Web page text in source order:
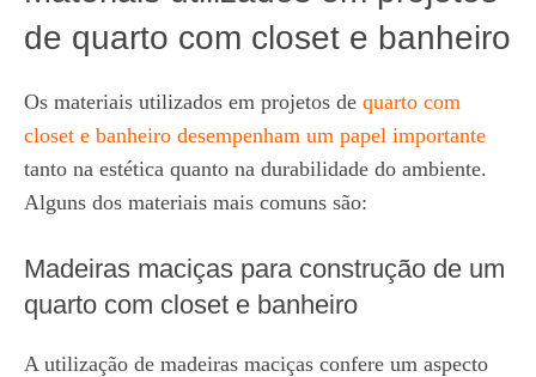
de quarto com closet e banheiro
Os materiais utilizados em projetos de quarto com
closet e banheiro desempenham um papel importante
tanto na estética quanto na durabilidade do ambiente.
Alguns dos materiais mais comuns são:
Madeiras maciças para construção de um
quarto com closet e banheiro
A utilização de madeiras maciças confere um aspecto